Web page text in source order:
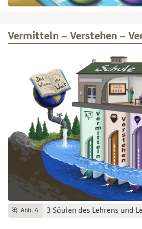
Vermitteln – Verstehen –
Abb. 4 3 Säulen des Lehrens und